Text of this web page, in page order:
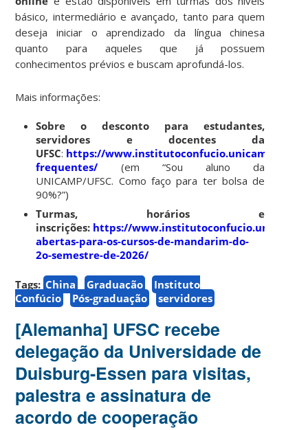
básico, intermediário e avançado, tanto para quem
deseja iniciar o aprendizado da língua chinesa
quanto para aqueles que já possuem
conhecimentos prévios e buscam aprofundá-los.
Mais informações:
Sobre o desconto para estudantes,
servidores e docentes da
UFSC: https://www.institutoconfucio.unicamp.br/
frequentes/ (em “Sou aluno da
UNICAMP/UFSC. Como faço para ter bolsa de
90%?”)
Turmas, horários e
inscrições: https://
abertas-para-os-cursos-de-mandarim-do-
2o-semestre-de-2026/
Tags: China Graduação
Instituto
Confúcio
Pós-graduação servidores
[Alemanha] UFSC recebe
delegação da Universidade de
Duisburg-Essen para visitas,
palestra e assinatura de
acordo de cooperação